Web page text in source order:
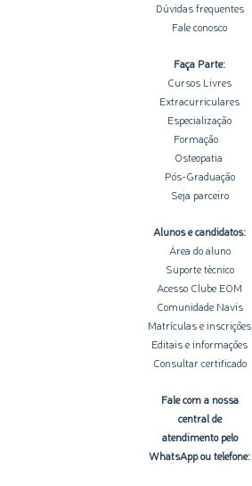
Dúvidas frequentes
Fale conosco
Faça Parte:
Cursos Livres
Extracurriculares
Especialização
Formação
Osteopatia
Pós-Graduação
Seja parceiro
Alunos e candidatos:
Área do aluno
Suporte técnico
Acesso Clube EOM
Comunidade Navis
Matrículas e inscrições
Editais e informações
Consultar certificado
Fale com a nossa
central de
atendimento pelo
WhatsApp ou telefone: